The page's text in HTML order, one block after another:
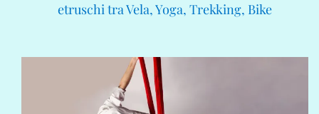
etruschi tra Vela, Yoga, Trekking, Bike